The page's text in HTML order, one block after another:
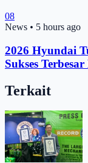
08
News • 5 hours ago
2026 Hyundai
Sukses
Terkait